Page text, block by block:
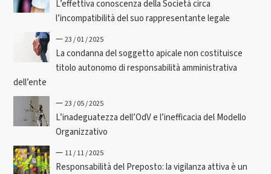
L’effettiva conoscenza della Società circa
l’incompatibilità del suo rappresentante legale
—23 / 01 / 2025
La condanna del soggetto apicale non costituisce
titolo autonomo di responsabilità amministrativa
dell’ente
—23 / 05 / 2025
L’inadeguatezza dell’OdV e l’inefficacia del Modello
Organizzativo
— 11 / 11 / 2025
Responsabilità del Preposto: la vigilanza attiva è un